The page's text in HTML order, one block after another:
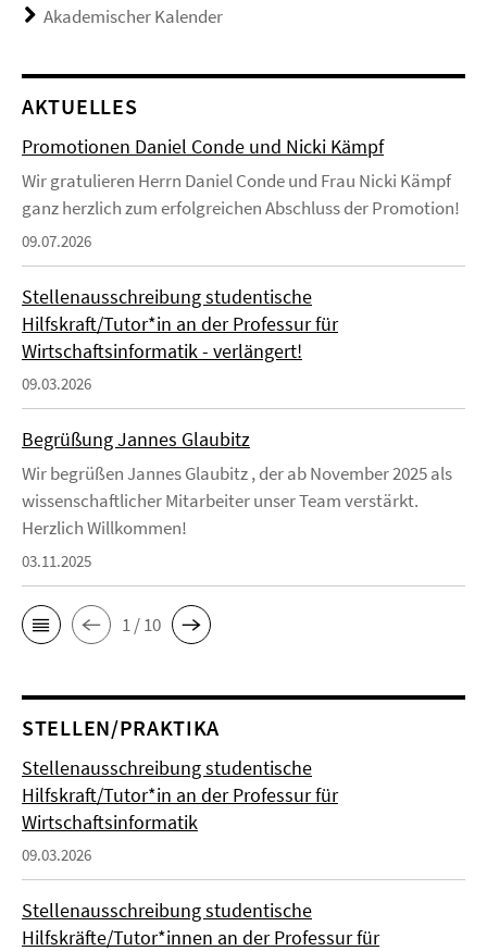
Akademischer Kalender
AKTUELLES
Promotionen Daniel Conde und Nicki Kämpf
Wir gratulieren Herrn Daniel Conde und Frau Nicki Kämpf
ganz herzlich zum erfolgreichen Abschluss der Promotion!
09.07.2026
Stellenausschreibung studentische
Hilfskraft/Tutor*in an der Professur für
Wirtschaftsinformatik - verlängert!
09.03.2026
Begrüßung Jannes Glaubitz
Wir begrüßen Jannes Glaubitz , der ab November 2025 als
wissenschaftlicher Mitarbeiter unser Team verstärkt.
Herzlich Willkommen!
03.11.2025
1 / 10
STELLEN/PRAKTIKA
Stellenausschreibung studentische
Hilfskraft/Tutor*in an der Professur für
Wirtschaftsinformatik
09.03.2026
Stellenausschreibung studentische
Hilfskräfte/Tutor*innen an der Professur für